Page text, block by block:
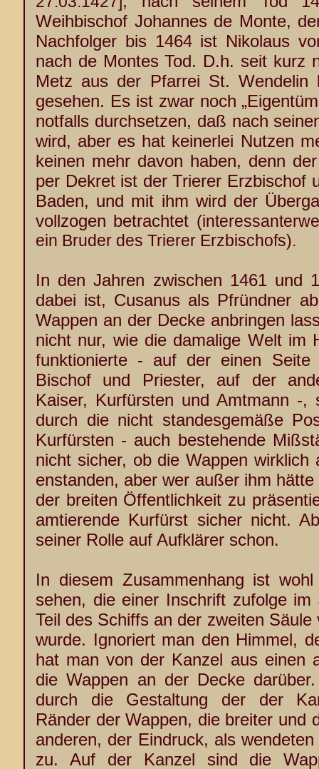
Weihbischof Johannes de Monte,
Nachfolger bis 1464 ist Nikolaus
nach de Montes Tod. D.h. seit kurz
Metz aus der Pfarrei St. Wendelin
gesehen. Es ist zwar noch
notfalls durchsetzen, daß nach
wird, aber es hat keinerlei Nutzen
keinen mehr davon haben, denn
per Dekret ist der Trierer Erzbischof
Baden, und mit ihm wird der
vollzogen betrachtet (
ein Bruder des Trierer Erzbischofs).
In den Jahren zwischen 1461 und
dabei ist, Cusanus als Pfründner
Wappen an der Decke anbringen
nicht nur, wie die damalige Welt im
funktionierte - auf der einen
Bischof und Priester, auf der
Kaiser, Kurfürsten und Amtmann -
durch die nicht standesgemäße
Kurfürsten - auch bestehende
nicht sicher, ob die Wappen wirklich
enstanden, aber wer außer ihm
der breiten Öffentlichkeit zu
amtierende Kurfürst sicher nicht.
seiner Rolle auf Aufklärer schon.
In diesem Zusammenhang ist
sehen, die einer Inschrift zufolge
Teil des Schiffs an der zweiten
wurde. Ignoriert man den Himmel,
hat man von der Kanzel aus einen
die Wappen an der Decke
durch die Gestaltung der der
Ränder der Wappen, die breiter und
anderen, der Eindruck, als
zu. Auf der Kanzel sind die